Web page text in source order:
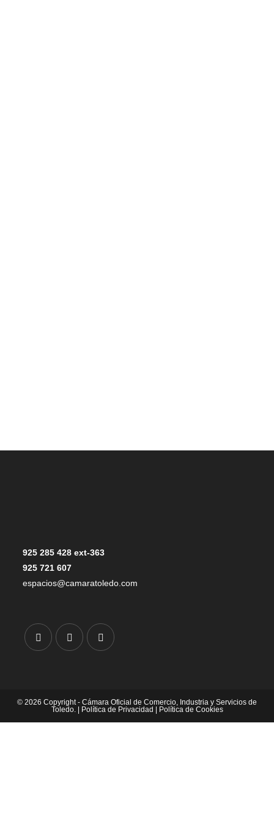
925 285 428 ext-363
925 721 607
espacios@camaratoledo.com
© 2026 Copyright - Cámara Oficial de Comercio, Industria y Servicios de
Toledo. | Política de Privacidad | Política de Cookies